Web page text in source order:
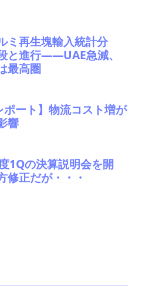
ミ再生塊輸入統計分
進行――UAE急減、
最高圏
ポート】物流コスト増が
響
1Qの決算説明会を開
修正だが・・・